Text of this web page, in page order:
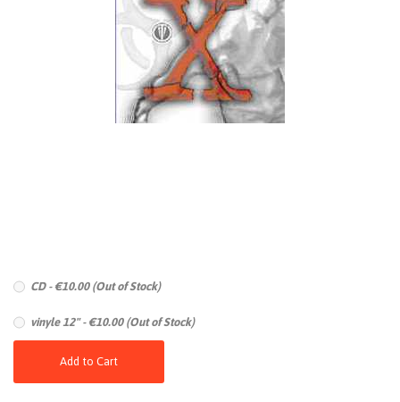
CD - €10.00 (Out of Stock)
vinyle 12" - €10.00 (Out of Stock)
Add to Cart